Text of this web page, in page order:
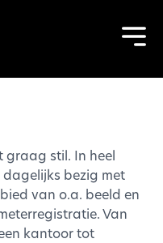
graag stil. In heel
bezig met
van o.a. beeld en
Van
kantoor tot